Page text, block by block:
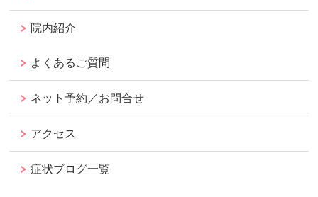
院内紹介
よくあるご質問
ネット予約／お問合せ
アクセス
症状ブログ一覧